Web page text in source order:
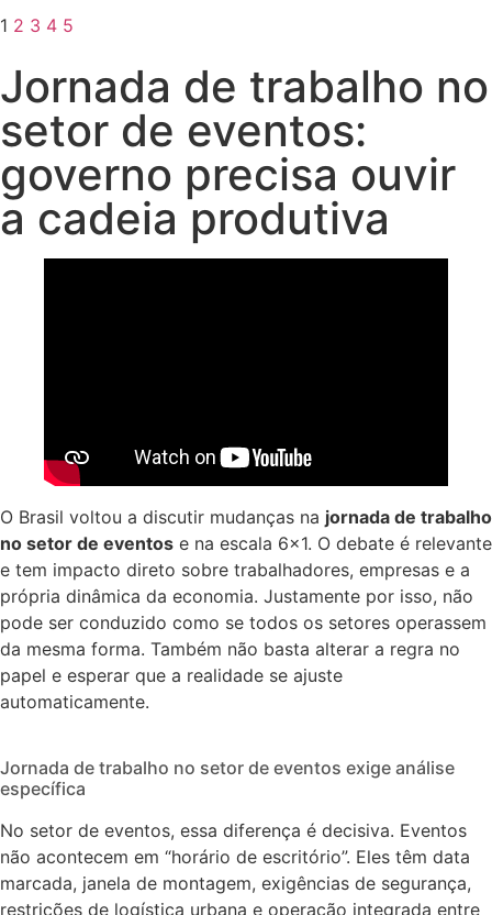
1 2 3 4 5
Jornada de trabalho no
setor de eventos:
governo precisa ouvir
a cadeia produtiva
O Brasil voltou a discutir mudanças na jornada de trabalho
no setor de eventos e na escala 6×1. O debate é relevante
e tem impacto direto sobre trabalhadores, empresas e a
própria dinâmica da economia. Justamente por isso, não
pode ser conduzido como se todos os setores operassem
da mesma forma. Também não basta alterar a regra no
papel e esperar que a realidade se ajuste
automaticamente.
Jornada de trabalho no setor de eventos exige análise
específica
No setor de eventos, essa diferença é decisiva. Eventos
não acontecem em “horário de escritório”. Eles têm data
marcada, janela de montagem, exigências de segurança,
restrições de logística urbana e operação integrada entre